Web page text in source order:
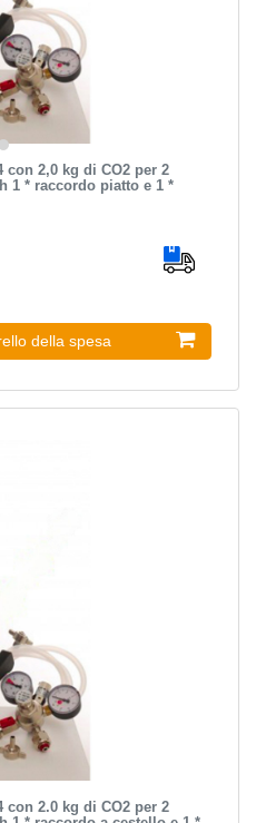
con 2,0 kg di CO2 per 2
1 * raccordo piatto e 1 *
della spesa
con 2.0 kg di CO2 per 2